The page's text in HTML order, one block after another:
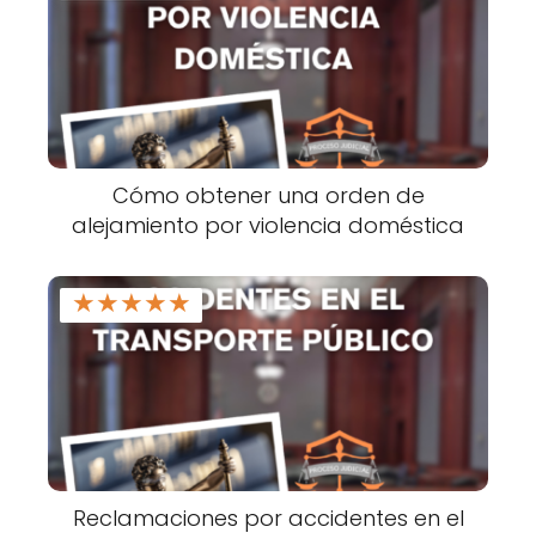
Cómo obtener una orden de
alejamiento por violencia doméstica
★★★★★
Reclamaciones por accidentes en el